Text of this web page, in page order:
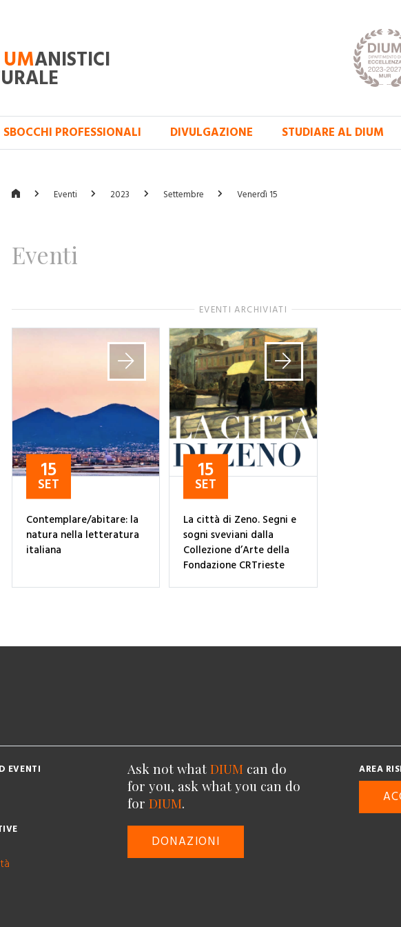
UMANISTICI
SBOCCHI PROFESSIONALI DIVULGAZIONE STUDIARE AL DIUM
Eventi 2023 Settembre Venerdì 15
Eventi
EVENTI ARCHIVIATI
15
SET
Contemplare/abitare: la
natura nella letteratura
italiana
15
SET
La città di Zeno. Segni e
sogni sveviani dalla
Collezione d’Arte della
Fondazione CRTrieste
EVENTI Ask not what DIUM can do
for you, ask what you can do
for DIUM.
DONAZIONI
AREA